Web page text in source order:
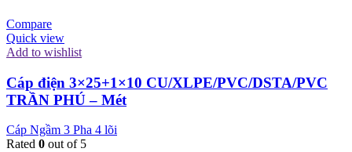
Compare
Quick view
Add to wishlist
Cáp điện 3×25+1×10 CU/XLPE/PVC/DSTA/PVC
TRẦN PHÚ – Mét
Cáp Ngầm 3 Pha 4 lõi
Rated 0 out of 5